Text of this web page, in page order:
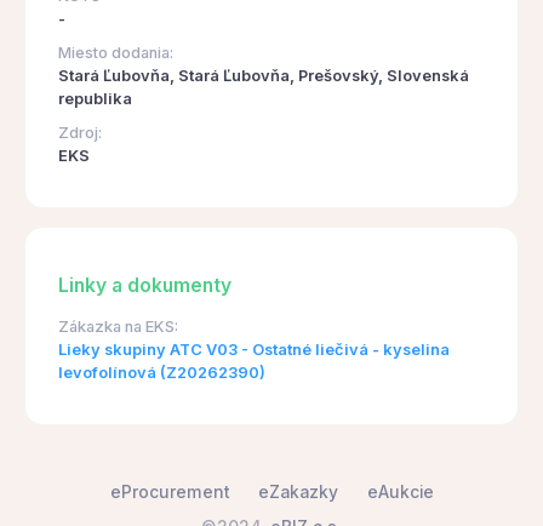
-
Miesto dodania:
Stará Ľubovňa, Stará Ľubovňa, Prešovský, Slovenská
republika
Zdroj:
EKS
Linky a dokumenty
Zákazka na EKS:
Lieky skupiny ATC V03 - Ostatné liečivá - kyselina
levofolínová (Z20262390)
eProcurement eZakazky eAukcie